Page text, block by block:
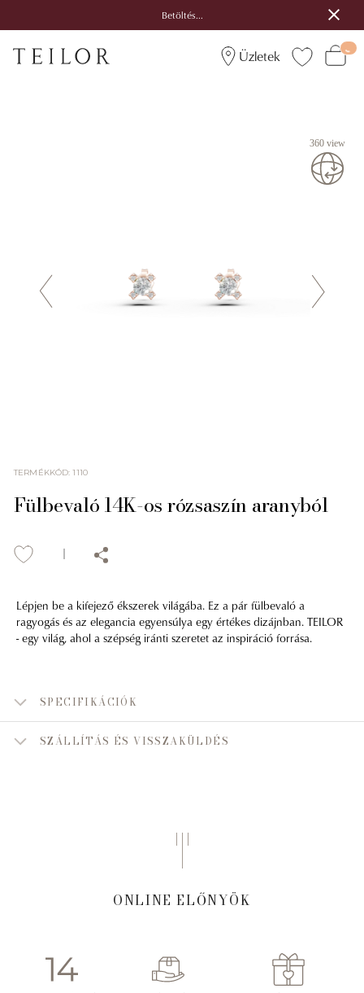
Betöltés...
Üzletek
360 view
TERMÉKKÓD:1110
Fülbevaló 14K-os rózsaszín aranyból
Lépjen be a kifejező ékszerek világába. Ez a pár fülbevaló a
ragyogás és az elegancia egyensúlya egy értékes dizájnban. TEILOR
- egy világ, ahol a szépség iránti szeretet az inspiráció forrása.
SPECIFIKÁCIÓK
SZÁLLÍTÁS ÉS VISSZAKÜLDÉS
ONLINE ELŐNYÖK